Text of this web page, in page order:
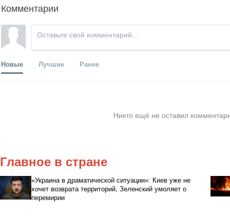
Комментарии
Новые Лучшие Ранее
Никто ещё не оставил
Главное в стране
«Украина в драматической ситуации»: Киев уже не
хочет возврата территорий, Зеленский умоляет о
перемирии